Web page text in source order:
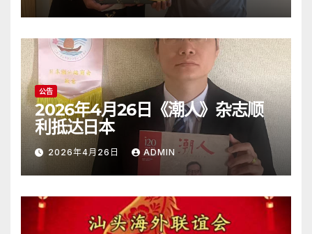
公告
2026年4月26日《潮人》杂志顺
利抵达日本
2026年4月26日 ADMIN